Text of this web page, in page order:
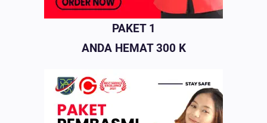
PAKET 1
ANDA HEMAT 300 K